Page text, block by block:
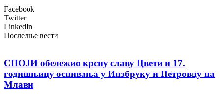
Facebook
Twitter
LinkedIn
Последње вести
СПОЈИ обележио крсну славу Цвети и 17.
годишњицу оснивања у Инзбруку и Петровцу на
Млави